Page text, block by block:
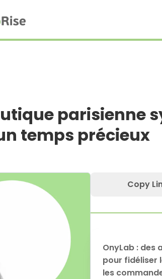
parisienne
temps précieux
Copy
OnyLab : des
pour fidéliser
les